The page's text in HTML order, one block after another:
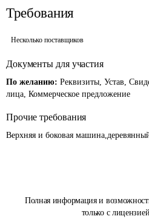
Полная информация и
только с
Требования
Несколько поставщиков
Документы для участия
По желанию: Реквизиты, Устав,
лица, Коммерческое предложение
Прочие требования
Верхняя и боковая